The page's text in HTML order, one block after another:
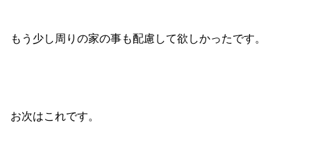
もう少し周りの家の事も配慮して欲しかったです。
お次はこれです。